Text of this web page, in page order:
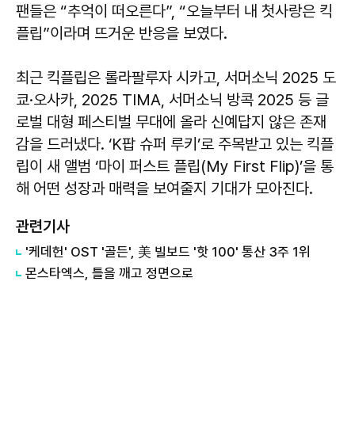
팬들은 “추억이 떠오른다”, “오늘부터 내 첫사랑은 킥
플립”이라며 뜨거운 반응을 보였다.
최근 킥플립은 롤라팔루자 시카고, 서머소닉 2025 도
쿄·오사카, 2025 TIMA, 서머소닉 방콕 2025 등 글
로벌 대형 페스티벌 무대에 올라 신예답지 않은 존재
감을 드러냈다. ‘K팝 슈퍼 루키’로 주목받고 있는 킥플
립이 새 앨범 ‘마이 퍼스트 플립(My First Flip)’을 통
해 어떤 성장과 매력을 보여줄지 기대가 모아진다.
관련기사
'케데헌' OST '골든', 美 빌보드 '핫 100' 통산 3주 1위
몬스타엑스, 틀을 깨고 정면으로